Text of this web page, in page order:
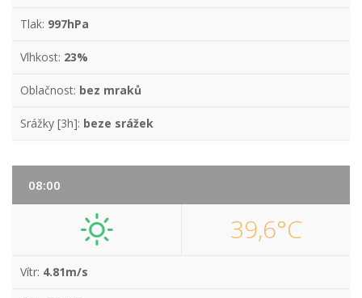
Tlak: 997hPa
Vlhkost: 23%
Oblačnost: bez mraků
Srážky [3h]: beze srážek
08:00
39,6°C
Vítr: 4.81m/s